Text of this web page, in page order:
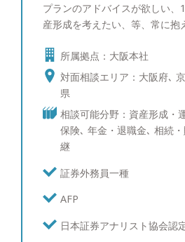
プランのアドバイスが欲しい、
産形成を考えたい、等、常に抱
なたの今の状況を知ることから
択肢をご案内していきます。
の崩壊などにより、企業または
産をどのように守っていくか？
ングが重視され、FPの存在価値
っています。 フューチャーク
葉は、「あなたの人生に、笑顔
動を！」。日本中から「老後不
のお役に立ちたいと考えていま
一生涯寄り添う資産アドバイザ
お気軽にまずはご相談くださ
所属拠点：大阪本社
対面相談エリア：大阪府､
県
相談可能分野：資産形成・
保険､ 年金・退職金､ 相続
継
証券外務員一種
AFP
日本証券アナリスト協会認